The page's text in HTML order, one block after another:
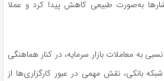
به‌صورت طبیعی کاهش پیدا کرد و عملا
به معاملات بازار سرمایه، در کنار هماهنگی
بانکی، نقش مهمی در عبور کارگزاری‌ها از